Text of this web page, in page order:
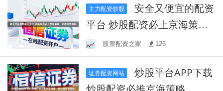
主力配资炒股
安全又便宜的配资
平台 炒股配资必上京海策
略：助你稳定获利
股票配资之家 126
证券配资网站
炒股平台APP下载